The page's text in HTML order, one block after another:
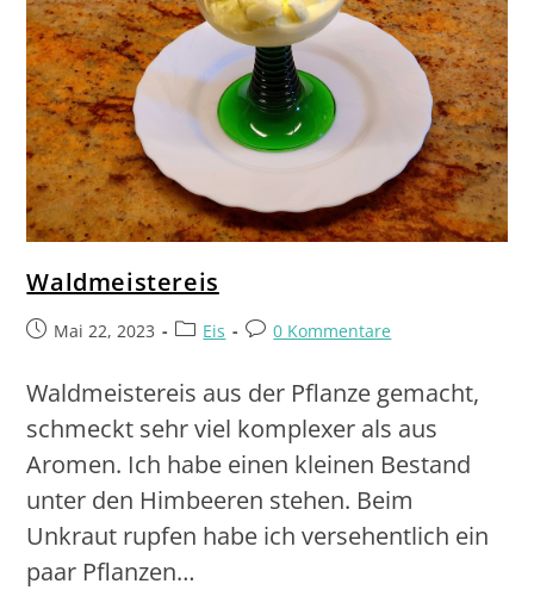
Waldmeistereis
Mai 22, 2023 Eis 0 Kommentare
Waldmeistereis aus der Pflanze gemacht,
schmeckt sehr viel komplexer als aus
Aromen. Ich habe einen kleinen Bestand
unter den Himbeeren stehen. Beim
Unkraut rupfen habe ich versehentlich ein
paar Pflanzen…